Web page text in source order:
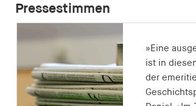
Pressestimmen
»Eine
ist in
der
»Ute
mit ihren
einen
»Wer […]
Antwort
woran
gescheitert
»Ute
deutsche
und hält
an